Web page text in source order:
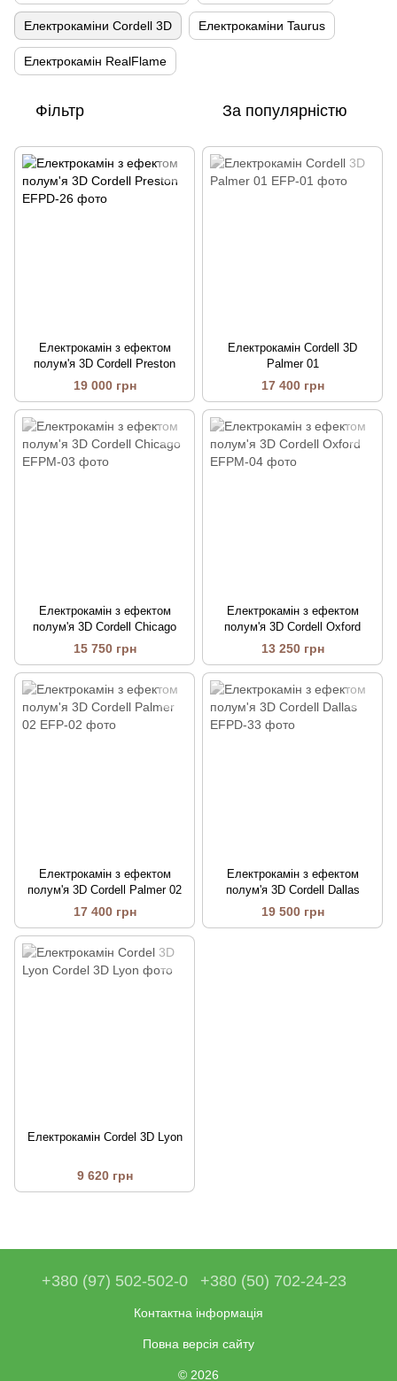
Електрокаміни Cordell 3D Електрокаміни Taurus
Електрокамін RealFlame
Фільтр За популярністю
Електрокамін з ефектом
полум'я 3D Cordell Preston
19 000 грн
Електрокамін Cordell 3D
Palmer 01
17 400 грн
Електрокамін з ефектом
полум'я 3D Cordell Chicago
15 750 грн
Електрокамін з ефектом
полум'я 3D Cordell Oxford
13 250 грн
Електрокамін з ефектом
полум'я 3D Cordell Palmer 02
17 400 грн
Електрокамін з ефектом
полум'я 3D Cordell Dallas
19 500 грн
Електрокамін Cordel 3D Lyon
9 620 грн
+380 (97) 502-502-0 +380 (50) 702-24-23
Контактна інформація
Повна версія сайту
© 2026